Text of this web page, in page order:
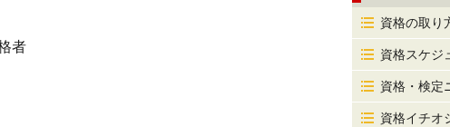
者
資格の取り
資格スケジ
資格・検定
資格イチオ